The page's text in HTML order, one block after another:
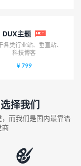
DUX主题 
各类行业站、垂直站、
科技博客
¥ 799
择我们
而我们是国内最靠谱
商
